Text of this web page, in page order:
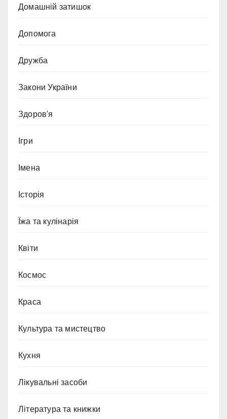
Домашній затишок
Допомога
Дружба
Закони України
Здоров'я
Ігри
Імена
Історія
Їжа та кулінарія
Квіти
Космос
Краса
Культура та мистецтво
Кухня
Лікувальні засоби
Література та книжки